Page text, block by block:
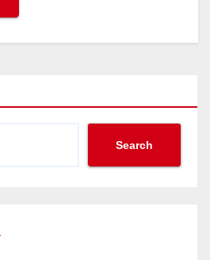
Search